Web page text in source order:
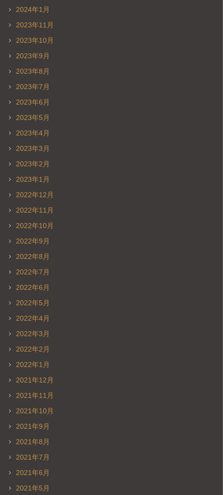
2024年1月
2023年11月
2023年10月
2023年9月
2023年8月
2023年7月
2023年6月
2023年5月
2023年4月
2023年3月
2023年2月
2023年1月
2022年12月
2022年11月
2022年10月
2022年9月
2022年8月
2022年7月
2022年6月
2022年5月
2022年4月
2022年3月
2022年2月
2022年1月
2021年12月
2021年11月
2021年10月
2021年9月
2021年8月
2021年7月
2021年6月
2021年5月